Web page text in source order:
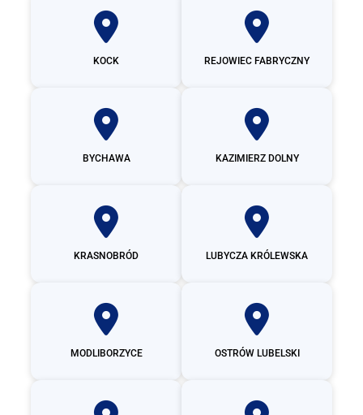
KOCK REJOWIEC FABRYCZNY
BYCHAWA KAZIMIERZ DOLNY
KRASNOBRÓD LUBYCZA KRÓLEWSKA
MODLIBORZYCE OSTRÓW LUBELSKI